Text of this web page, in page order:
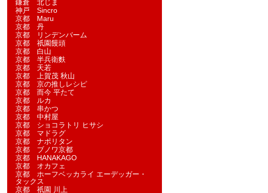
鎌倉 北じま
神戸 Sincro
京都 Maru
京都 丹
京都 リンデンバーム
京都 祇園饅頭
京都 白山
京都 半兵衛麩
京都 天若
京都 上賀茂 秋山
京都 京の推しレシピ
京都 而今 平たて
京都 ルカ
京都 串かつ
京都 中村屋
京都 ショコラトリ ヒサシ
京都 マドラグ
京都 ナポリタン
京都 ブノワ京都
京都 HANAKAGO
京都 オカフェ
京都 ホーフベッカライ エーデッガー・
タックス
京都 祇園 川上